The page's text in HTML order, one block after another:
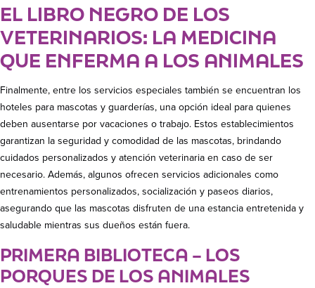
EL LIBRO NEGRO DE LOS
VETERINARIOS: LA MEDICINA
QUE ENFERMA A LOS ANIMALES
Finalmente, entre los servicios especiales también se encuentran los
hoteles para mascotas y guarderías, una opción ideal para quienes
deben ausentarse por vacaciones o trabajo. Estos establecimientos
garantizan la seguridad y comodidad de las mascotas, brindando
cuidados personalizados y atención veterinaria en caso de ser
necesario. Además, algunos ofrecen servicios adicionales como
entrenamientos personalizados, socialización y paseos diarios,
asegurando que las mascotas disfruten de una estancia entretenida y
saludable mientras sus dueños están fuera.
PRIMERA BIBLIOTECA – LOS
PORQUES DE LOS ANIMALES